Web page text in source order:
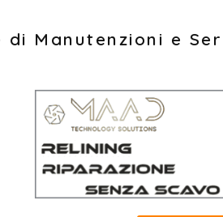
di Manutenzioni e